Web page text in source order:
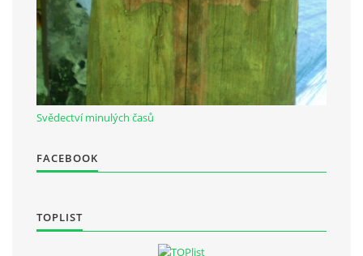
Svědectví minulých časů
FACEBOOK
TOPLIST